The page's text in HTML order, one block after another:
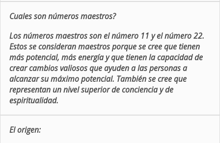
Cuales son números maestros?
Los números maestros son el número 11 y el número 22.
Estos se consideran maestros porque se cree que tienen
más potencial, más energía y que tienen la capacidad de
crear cambios valiosos que ayuden a las personas a
alcanzar su máximo potencial. También se cree que
representan un nivel superior de conciencia y de
espiritualidad.
El origen: